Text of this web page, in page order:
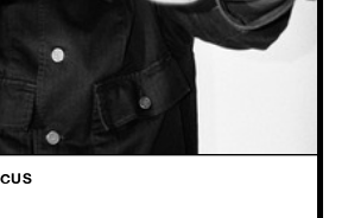
is die blijft groeien, risico’s neemt en zijn
bouwt. En live? Dan landt dat